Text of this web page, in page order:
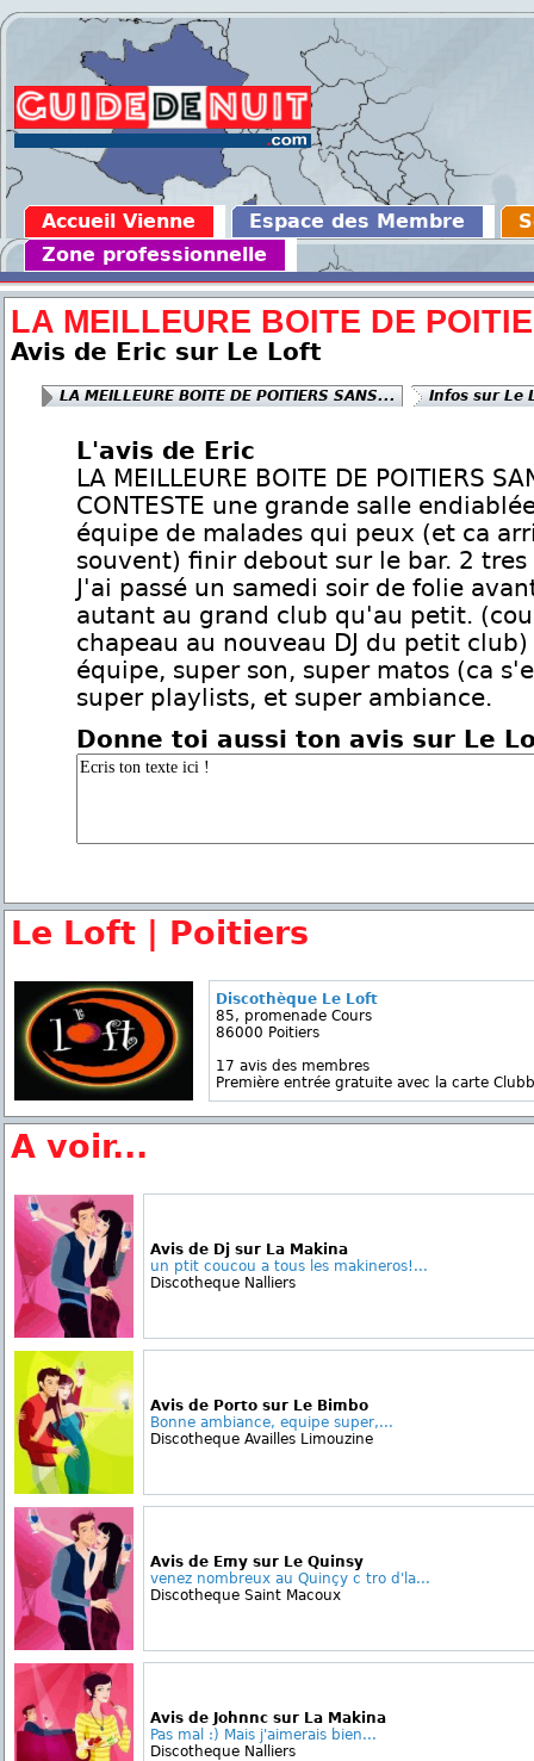
Accueil Vienne Espace des Membre
Zone professionnelle
LA MEILLEURE BOITE DE
Avis de Eric sur Le Loft
LA MEILLEURE BOITE DE POITIERS SANS... Infos sur Le
L'avis de Eric
LA MEILLEURE BOITE DE POITIERS
CONTESTE une grande salle
équipe de malades qui peux (et ca
souvent) finir debout sur le bar. 2 tres
J'ai passé un samedi soir de folie
autant au grand club qu'au petit.
chapeau au nouveau DJ du petit club)
équipe, super son, super matos (ca
super playlists, et super ambiance.
Donne toi aussi ton avis sur Le
Le Loft | Poitiers
Discothèque Le Loft
85, promenade Cours
86000 Poitiers
17 avis des membres
Première entrée gratuite avec la carte
A voir...
Avis de Dj sur La Makina
un ptit coucou a tous les makineros!...
Discotheque Nalliers
Avis de Porto sur Le Bimbo
Bonne ambiance, equipe super,...
Discotheque Availles Limouzine
Avis de Emy sur Le Quinsy
venez nombreux au Quinçy c tro d'la...
Discotheque Saint Macoux
Avis de Johnnc sur La Makina
Pas mal :) Mais j'aimerais bien...
Discotheque Nalliers